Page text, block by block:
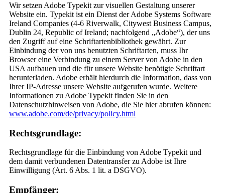
Wir setzen Adobe Typekit zur visuellen Gestaltung unserer
Website ein. Typekit ist ein Dienst der Adobe Systems Software
Ireland Companies (4-6 Riverwalk, Citywest Business Campus,
Dublin 24, Republic of Ireland; nachfolgend „Adobe“), der uns
den Zugriff auf eine Schriftartenbibliothek gewährt. Zur
Einbindung der von uns benutzten Schriftarten, muss Ihr
Browser eine Verbindung zu einem Server von Adobe in den
USA aufbauen und die für unsere Website benötigte Schriftart
herunterladen. Adobe erhält hierdurch die Information, dass von
Ihrer IP-Adresse unsere Website aufgerufen wurde. Weitere
Informationen zu Adobe Typekit finden Sie in den
Datenschutzhinweisen von Adobe, die Sie hier abrufen können:
www.adobe.com/de/privacy/policy.html
Rechtsgrundlage:
Rechtsgrundlage für die Einbindung von Adobe Typekit und
dem damit verbundenen Datentransfer zu Adobe ist Ihre
Einwilligung (Art. 6 Abs. 1 lit. a DSGVO).
Empfänger: